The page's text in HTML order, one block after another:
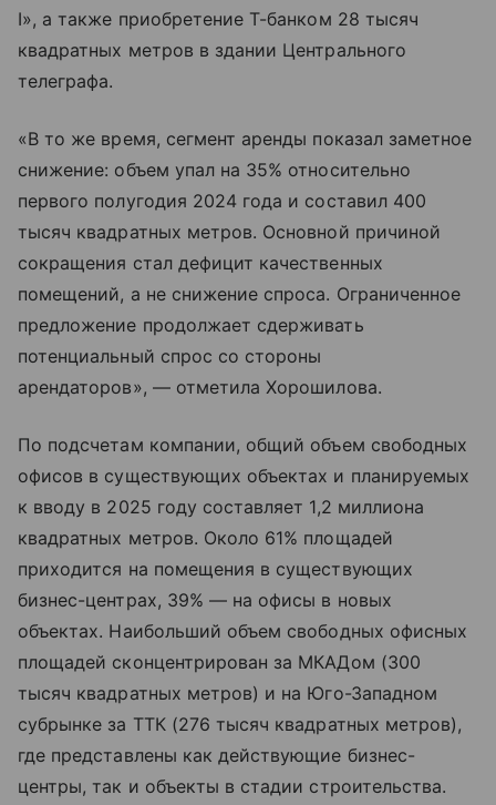
I», а также приобретение Т-банком 28 тысяч
квадратных метров в здании Центрального
телеграфа.
«В то же время, сегмент аренды показал заметное
снижение: объем упал на 35% относительно
первого полугодия 2024 года и составил 400
тысяч квадратных метров. Основной причиной
сокращения стал дефицит качественных
помещений, а не снижение спроса. Ограниченное
предложение продолжает сдерживать
потенциальный спрос со стороны
арендаторов», — отметила Хорошилова.
По подсчетам компании, общий объем свободных
офисов в существующих объектах и планируемых
к вводу в 2025 году составляет 1,2 миллиона
квадратных метров. Около 61% площадей
приходится на помещения в существующих
бизнес-центрах, 39% — на офисы в новых
объектах. Наибольший объем свободных офисных
площадей сконцентрирован за МКАДом (300
тысяч квадратных метров) и на Юго-Западном
субрынке за ТТК (276 тысяч квадратных метров),
где представлены как действующие бизнес-
центры, так и объекты в стадии строительства.